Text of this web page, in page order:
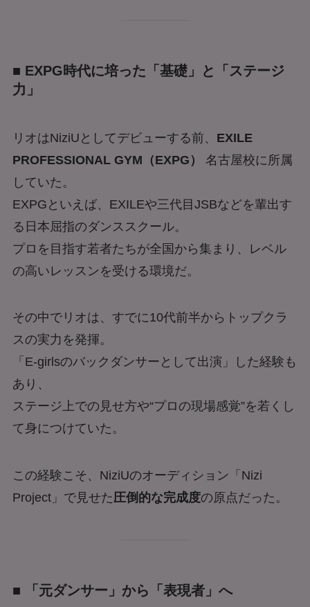
■ EXPG時代に培った「基礎」と「ステージ
力」
リオはNiziUとしてデビューする前、 EXILE
PROFESSIONAL GYM（EXPG）
名古屋校に所属
していた。
EXPGといえば、EXILEや三代目JSBなどを輩出す
る日本屈指のダンススクール。
プロを目指す若者たちが全国から集まり、レベル
の高いレッスンを受ける環境だ。
その中でリオは、すでに10代前半からトップクラ
スの実力を発揮。
「E-girlsのバックダンサーとして出演」した経験も
あり、
ステージ上での見せ方や“プロの現場感覚”を若くし
て身につけていた。
この経験こそ、NiziUのオーディション「Nizi
Project」で見せた圧倒的な完成度の原点だった。
■ 「元ダンサー」から「表現者」へ